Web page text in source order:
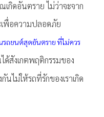
กิดอันตราย ไม่ว่าจะจาก
เพื่อความปลอดภัย
รถยนต์สุดอันตราย ที่ไม่ควร
ด้สังเกตพฤติกรรมของ
ไม่ให้รถที่รักของเราเกิด